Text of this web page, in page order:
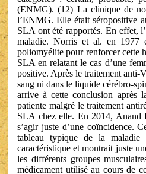
(ENMG). (12) La clinique de
l’ENMG. Elle était séropositive
SLA ont été rapportés. En effet,
maladie. Norris et al. en 1977
poliomyélite pour renforcer cette
SLA en relatant le cas d’une
positive. Après le traitement anti-
sang ni dans le liquide cérébro-
arrive à cette conclusion après
patiente malgré le traitement
SLA chez elle. En 2014, Anand
s’agir juste d’une coïncidence.
tableau typique de la maladie
caractéristique et montrait juste
les différents groupes
médicament utilisé au cours de